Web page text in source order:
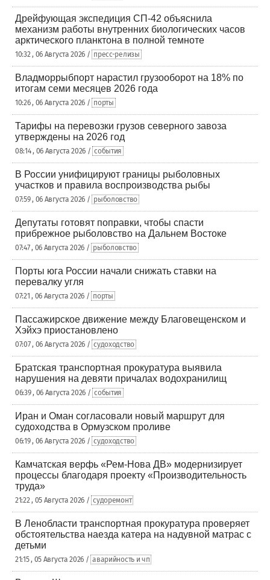
Дрейфующая экспедиция СП-42 объяснила
механизм работы внутренних биологических часов
арктического планктона в полной темноте
10:32 , 06 Августа 2026 / пресс-релизы
Владморрыбпорт нарастил грузооборот на 18% по
итогам семи месяцев 2026 года
10:26 , 06 Августа 2026 / порты
Тарифы на перевозки грузов северного завоза
утверждены на 2026 год
08:14 , 06 Августа 2026 / события
В России унифицируют границы рыболовных
участков и правила воспроизводства рыбы
07:59 , 06 Августа 2026 / рыболовство
Депутаты готовят поправки, чтобы спасти
прибрежное рыболовство на Дальнем Востоке
07:47 , 06 Августа 2026 / рыболовство
Порты юга России начали снижать ставки на
перевалку угля
07:21 , 06 Августа 2026 / порты
Пассажирское движение между Благовещенском и
Хэйхэ приостановлено
07:07 , 06 Августа 2026 / судоходство
Братская транспортная прокуратура выявила
нарушения на девяти причалах водохранилищ
06:39 , 06 Августа 2026 / события
Иран и Оман согласовали новый маршрут для
судоходства в Ормузском проливе
06:19 , 06 Августа 2026 / судоходство
Камчатская верфь «Рем-Нова ДВ» модернизирует
процессы благодаря проекту «Производительность
труда»
21:22 , 05 Августа 2026 / судоремонт
В Ленобласти транспортная прокуратура проверяет
обстоятельства наезда катера на надувной матрас с
детьми
21:15 , 05 Августа 2026 / аварийность и чп